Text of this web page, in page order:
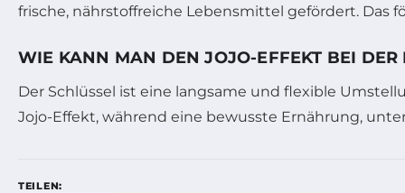
frische, nährstoffreiche Lebensmittel gefördert. Das
WIE KANN MAN DEN JOJO-EFFEKT BEI
Der Schlüssel ist eine langsame und flexible
Jojo-Effekt, während eine bewusste Ernährung,
TEILEN: